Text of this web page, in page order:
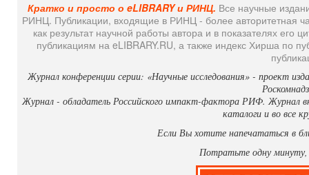
Кратко и просто о eLIBRARY и РИНЦ. Все научные
РИНЦ. Публикации, входящие в РИНЦ - более авторитетная
как результат научной работы автора и в показателях
публикациям на eLIBRARY.RU, а также индекс Хирша по
Журнал конференции серии: «Научные исследования» - проект
Журнал - обладатель Российского импакт-фактора РИФ. Журнал
каталоги и во все
Если Вы хотите напечататься в
Потратьте одну